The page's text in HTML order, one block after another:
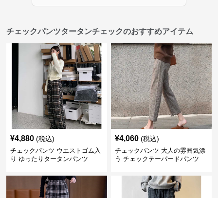
チェックパンツタータンチェックのおすすめアイテム
¥4,880 (税込)
チェックパンツ ウエストゴム入
り ゆったりタータンパンツ
¥4,060 (税込)
チェックパンツ 大人の雰囲気漂
う チェックテーパードパンツ